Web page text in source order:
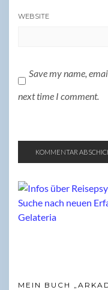
WEBSITE
Save my name,
next time I comment.
MEIN BUCH